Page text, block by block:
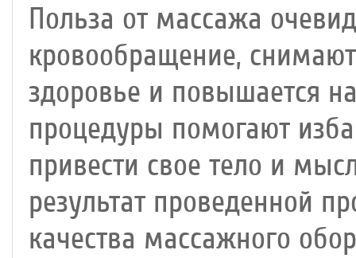
Польза от массажа
кровообращение,
здоровье и повышается
процедуры помогают
привести свое тело и
результат проведенной
качества массажного